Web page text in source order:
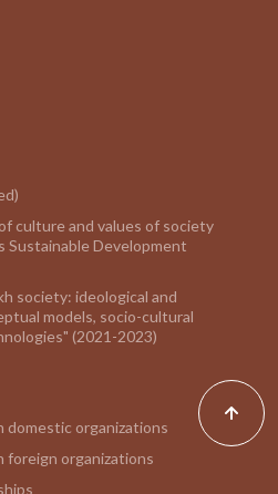
culture and values of society
Sustainable Development
society: ideological and
models, socio-cultural
(2021-2023)
organizations
foreign organizations